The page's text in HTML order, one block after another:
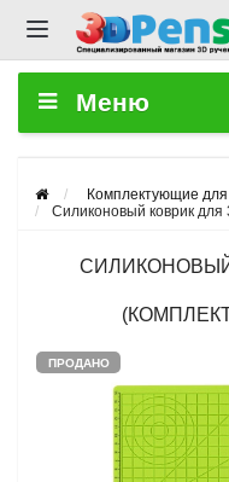
Меню
Комплектующие для
Силиконовый коврик для
ПРОДАНО